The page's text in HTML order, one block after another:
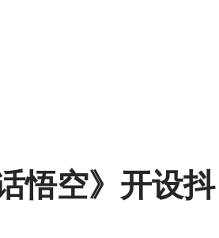
悟空》开设抖